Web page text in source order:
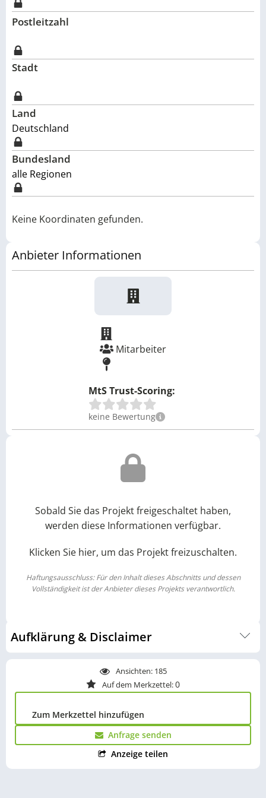
Ansichten: 185
Auf dem Merkzettel:0
Zum Merkzettel hinzufügen
Anfrage senden
Anzeige teilen
Postleitzahl
Stadt
Land
Deutschland
Bundesland
alle Regionen
Keine Koordinaten gefunden.
Anbieter Informationen
Mitarbeiter
MtS Trust-Scoring:
keine Bewertung
Sobald Sie das Projekt freigeschaltet haben,
werden diese Informationen verfügbar.
Klicken Sie hier, um das Projekt freizuschalten.
Haftungsausschluss: Für den Inhalt dieses Abschnitts und dessen
Vollständigkeit ist der Anbieter dieses Projekts verantwortlich.
Aufklärung & Disclaimer
Um Ihnen eine fundierte Entscheidungsgrundlage zu bieten,
haben wir auf einer eigenen Unterseite alle wichtigen
Informationen rund um ein Photovoltaik-Investment
wirtschaftliche Rahmenbedingungen ausführlich erläutert.
Die Inhalte sind bewusst detailliert aufbereitet und stellen
eine wichtige Grundlage für das Verständnis des
Investments dar. Wir empfehlen daher, diese Seite vor einer